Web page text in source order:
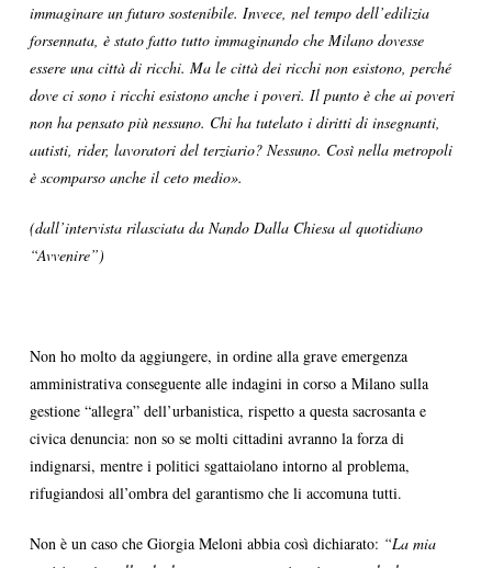
immaginare un futuro sostenibile. Invece, nel tempo dell’edilizia
forsennata, è stato fatto tutto immaginando che Milano dovesse
essere una città di ricchi. Ma le città dei ricchi non esistono, perché
dove ci sono i ricchi esistono anche i poveri. Il punto è che ai poveri
non ha pensato più nessuno. Chi ha tutelato i diritti di insegnanti,
autisti, rider, lavoratori del terziario? Nessuno. Così nella metropoli
è scomparso anche il ceto medio».
(dall’intervista rilasciata da Nando Dalla Chiesa al quotidiano
“Avvenire”)
Non ho molto da aggiungere, in ordine alla grave emergenza
amministrativa conseguente alle indagini in corso a Milano sulla
gestione “allegra” dell’urbanistica, rispetto a questa sacrosanta e
civica denuncia: non so se molti cittadini avranno la forza di
indignarsi, mentre i politici sgattaiolano intorno al problema,
rifugiandosi all’ombra del garantismo che li accomuna tutti.
Non è un caso che Giorgia Meloni abbia così dichiarato: “La mia